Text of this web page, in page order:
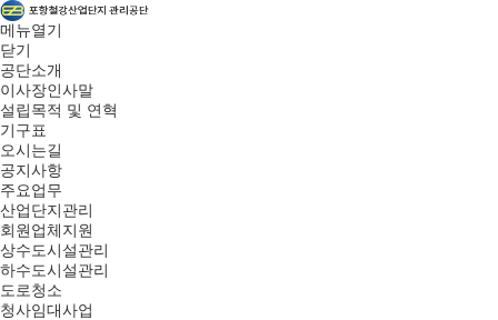
메뉴열기
닫기
공단소개
이사장인사말
설립목적 및 연혁
기구표
오시는길
공지사항
주요업무
산업단지관리
회원업체지원
상수도시설관리
하수도시설관리
도로청소
청사임대사업